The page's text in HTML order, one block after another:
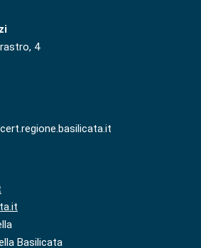
4
Basilicata